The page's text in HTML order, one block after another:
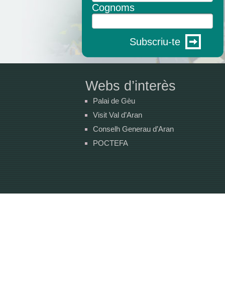
Cognoms
Subscriu-te
Webs d’interès
Palai de Gèu
Visit Val d’Aran
Conselh Generau d’Aran
POCTEFA